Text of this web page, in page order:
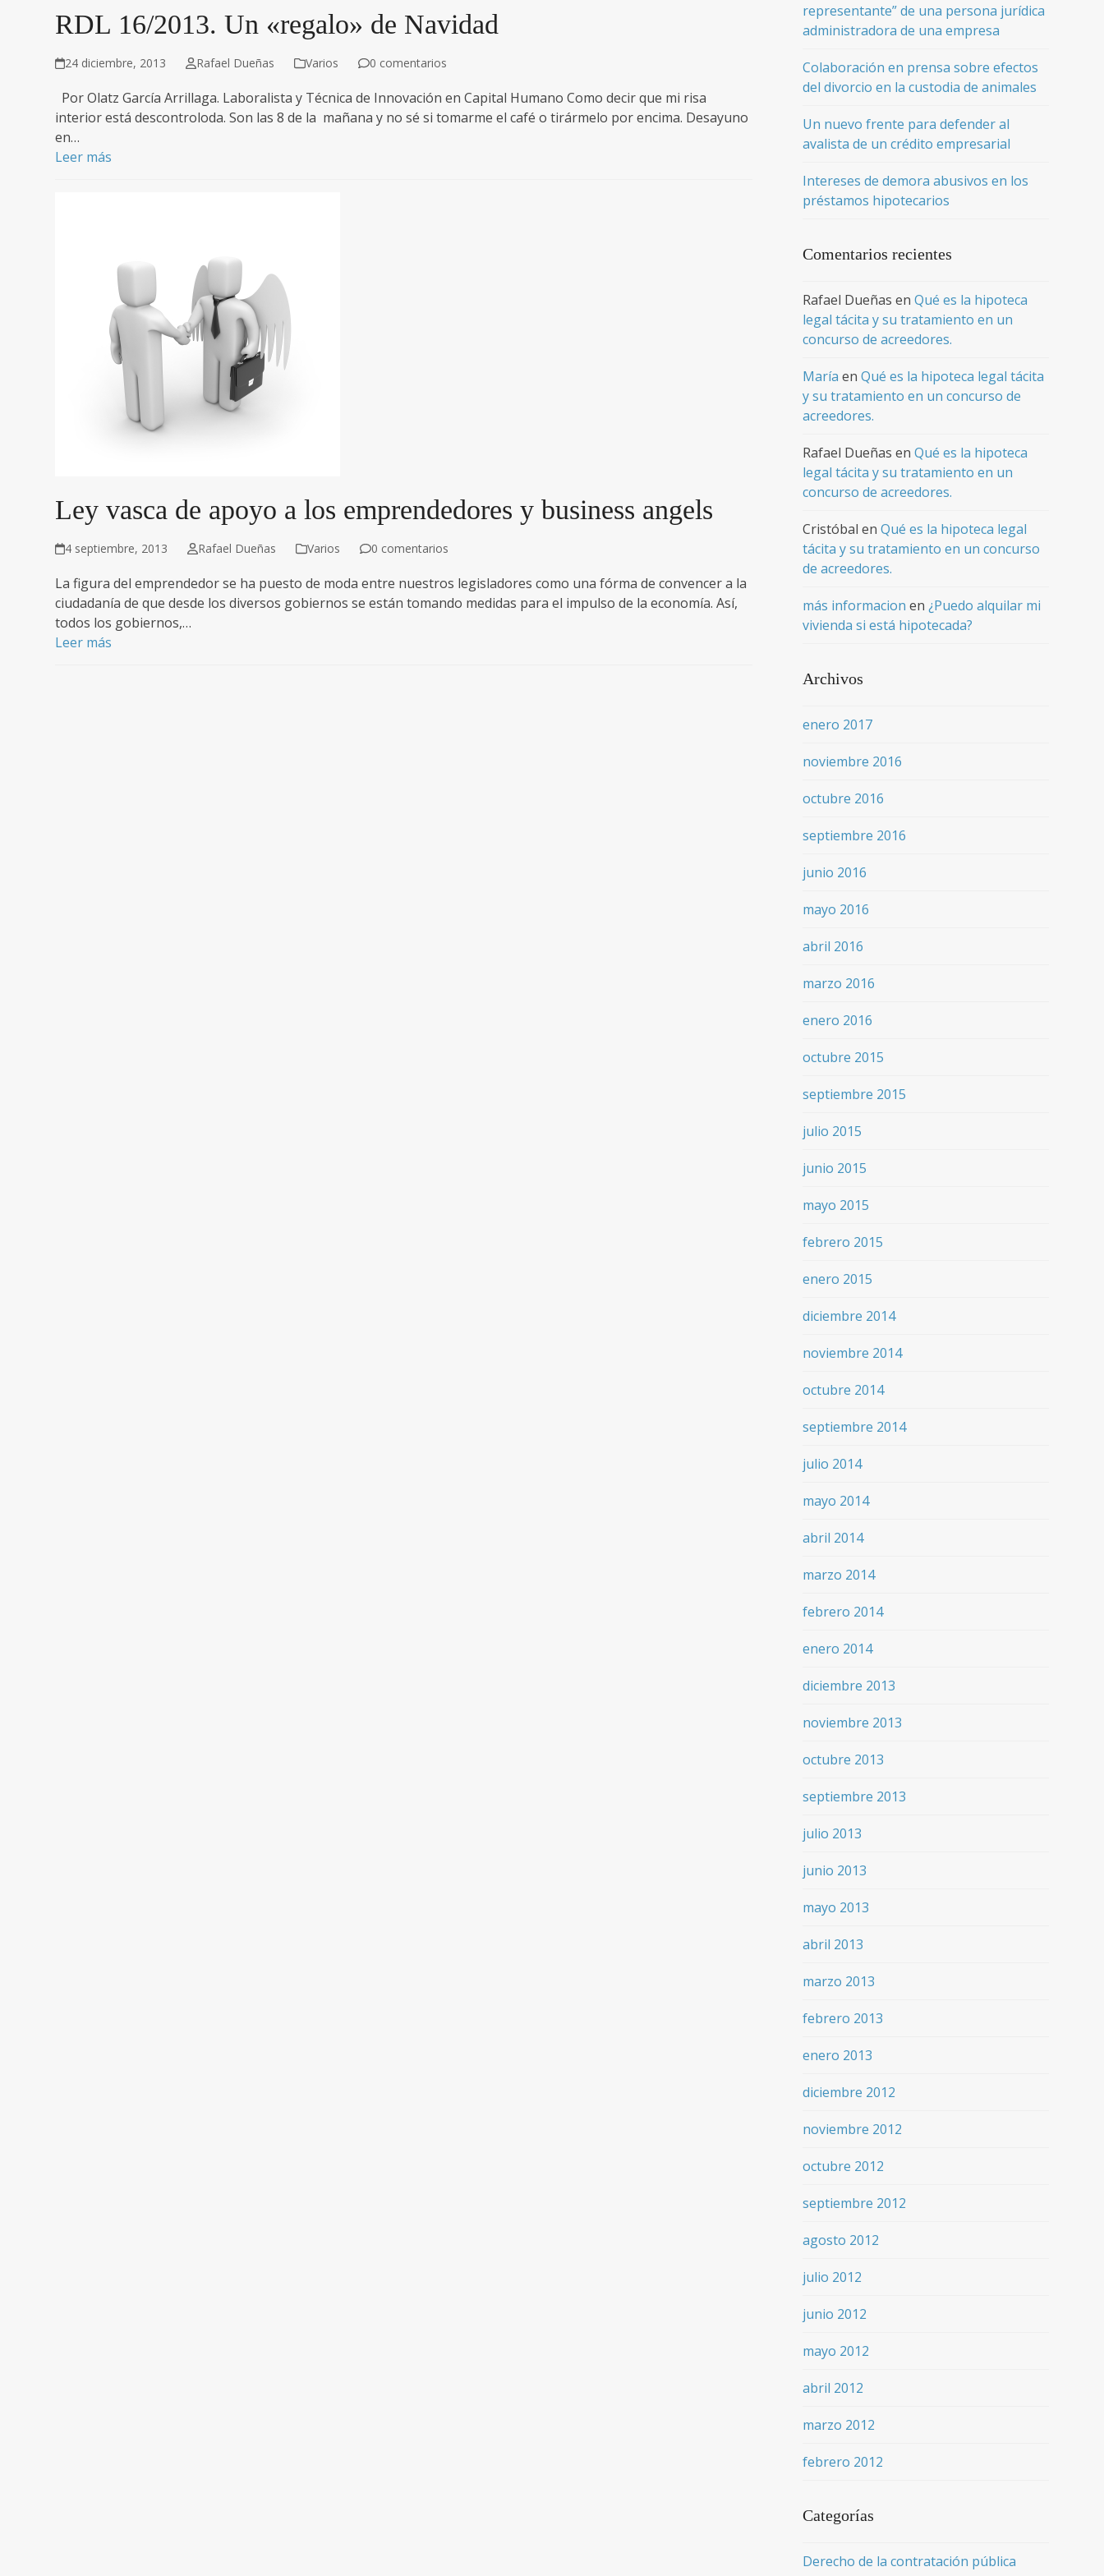
RDL 16/2013. Un «regalo» de Navidad
24 diciembre, 2013 Rafael Dueñas Varios 0 comentarios
Por Olatz García Arrillaga. Laboralista y Técnica de Innovación en Capital Humano Como decir que mi risa
interior está descontroloda. Son las 8 de la mañana y no sé si tomarme el café o tirármelo por encima. Desayuno
en…
Leer más
Ley vasca de apoyo a los emprendedores y business angels
4 septiembre, 2013 Rafael Dueñas Varios 0 comentarios
La figura del emprendedor se ha puesto de moda entre nuestros legisladores como una fórma de convencer a la
ciudadanía de que desde los diversos gobiernos se están tomando medidas para el impulso de la economía. Así,
todos los gobiernos,…
Leer más
representante” de una persona jurídica
administradora de una empresa
Colaboración en prensa sobre efectos
del divorcio en la custodia de animales
Un nuevo frente para defender al
avalista de un crédito empresarial
Intereses de demora abusivos en los
préstamos hipotecarios
Comentarios recientes
Rafael Dueñas en Qué es la hipoteca
legal tácita y su tratamiento en un
concurso de acreedores.
María en Qué es la hipoteca legal tácita
y su tratamiento en un concurso de
acreedores.
Rafael Dueñas en Qué es la hipoteca
legal tácita y su tratamiento en un
concurso de acreedores.
Cristóbal en Qué es la hipoteca legal
tácita y su tratamiento en un concurso
de acreedores.
más informacion en ¿Puedo alquilar mi
vivienda si está hipotecada?
Archivos
enero 2017
noviembre 2016
octubre 2016
septiembre 2016
junio 2016
mayo 2016
abril 2016
marzo 2016
enero 2016
octubre 2015
septiembre 2015
julio 2015
junio 2015
mayo 2015
febrero 2015
enero 2015
diciembre 2014
noviembre 2014
octubre 2014
septiembre 2014
julio 2014
mayo 2014
abril 2014
marzo 2014
febrero 2014
enero 2014
diciembre 2013
noviembre 2013
octubre 2013
septiembre 2013
julio 2013
junio 2013
mayo 2013
abril 2013
marzo 2013
febrero 2013
enero 2013
diciembre 2012
noviembre 2012
octubre 2012
septiembre 2012
agosto 2012
julio 2012
junio 2012
mayo 2012
abril 2012
marzo 2012
febrero 2012
Categorías
Derecho de la contratación pública